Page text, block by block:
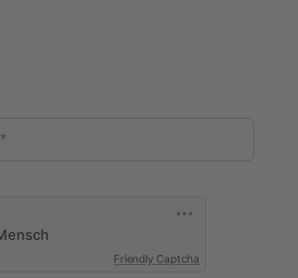
Friendly Captcha